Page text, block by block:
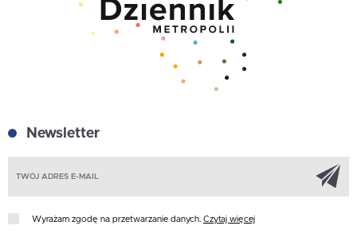
Newsletter
Wyrażam zgodę na przetwarzanie danych. Czytaj więcej